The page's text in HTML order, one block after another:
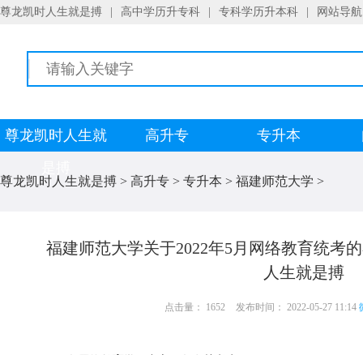
尊龙凯时人生就是搏 高中学历升专科 专科学历升本科 网站导航
尊龙凯时人生就
高升专 专升本
尊龙凯时人生就是搏 > 高升专 > 专升本 > 福建师范大学 >
福建师范大学关于2022年5月网络教育统考
人生就是搏
点击量： 1652 发布时间： 2022-05-27 11:14